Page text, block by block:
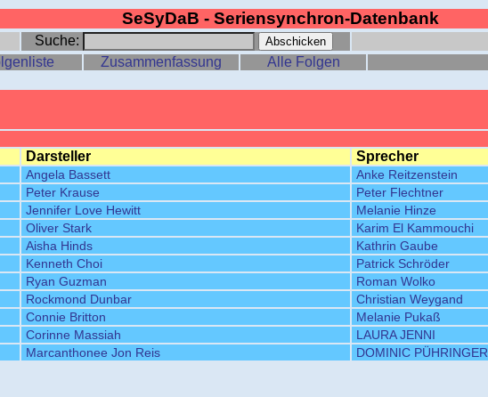
SeSyDaB - Seriensynchron-Datenbank
Suche:
Zusammenfassung Alle Folgen
Darsteller Sprecher
Angela Bassett
Anke Reitzenstein
Peter Krause
Peter Flechtner
Jennifer Love Hewitt Melanie Hinze
Oliver Stark
Karim El Kammouchi
Aisha Hinds
Kathrin Gaube
Kenneth Choi
Patrick Schröder
Ryan Guzman Roman Wolko
Rockmond Dunbar
Christian Weygand
Connie Britton Melanie Pukaß
Corinne Massiah LAURA JENNI
Marcanthonee Jon Reis DOMINIC PÜHRINGER